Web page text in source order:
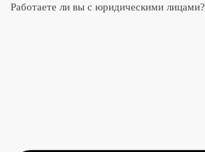
Работаете ли вы с юридическими лицами?